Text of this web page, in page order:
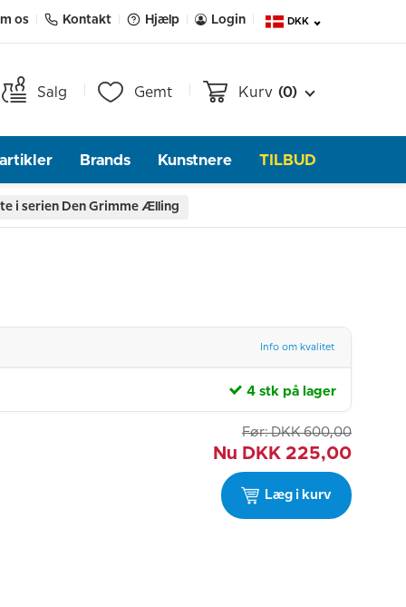
os Kontakt Hjælp Login DKK
Salg Gemt Kurv (0)
Brands Kunstnere TILBUD
i serien Den Grimme Ælling
Info om kvalitet
4 stk på lager
Før: DKK 600,00
Nu DKK 225,00
Læg i kurv